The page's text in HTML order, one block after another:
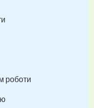
роботи